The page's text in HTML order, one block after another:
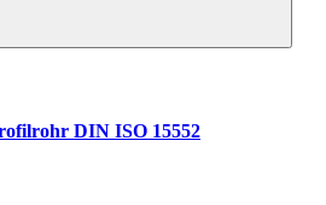
DIN ISO 15552